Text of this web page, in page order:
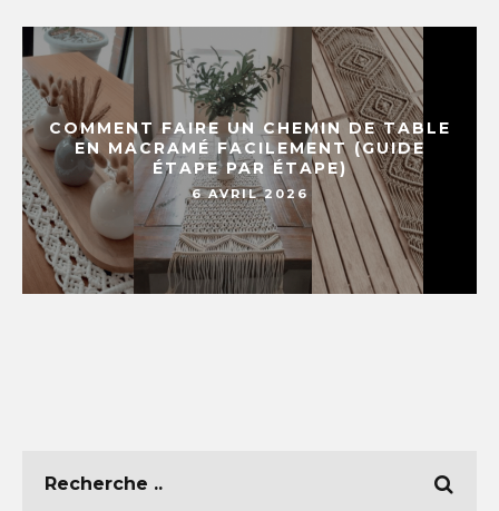
COMMENT FAIRE UN CHEMIN DE TABLE
EN MACRAMÉ FACILEMENT (GUIDE
ÉTAPE PAR ÉTAPE)
6 AVRIL 2026